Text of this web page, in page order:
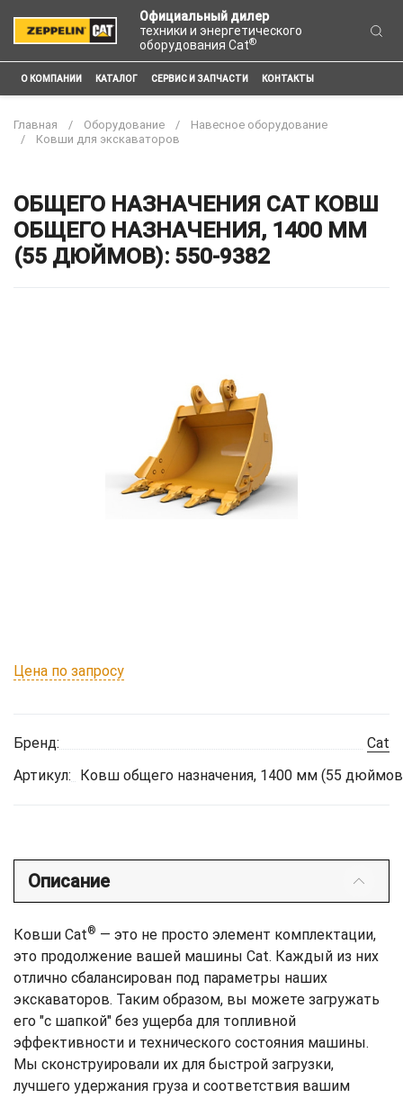
Официальный дилер
техники и энергетического
оборудования Cat®
О КОМПАНИИ КАТАЛОГ СЕРВИС И ЗАПЧАСТИ КОНТАКТЫ
Главная Оборудование
Навесное оборудование
Ковши для экскаваторов
ОБЩЕГО НАЗНАЧЕНИЯ CAT КОВШ
ОБЩЕГО НАЗНАЧЕНИЯ, 1400 ММ
(55 ДЮЙМОВ): 550-9382
Цена по запросу
Бренд:
Cat
Артикул:
Ковш общего назначения, 1400 мм (55
Описание
Ковши Cat® — это не просто элемент комплектации,
это продолжение вашей машины Cat. Каждый из них
отлично сбалансирован под параметры наших
экскаваторов. Таким образом, вы можете загружать
его "с шапкой" без ущерба для топливной
эффективности и технического состояния машины.
Мы сконструировали их для быстрой загрузки,
лучшего удержания груза и соответствия вашим